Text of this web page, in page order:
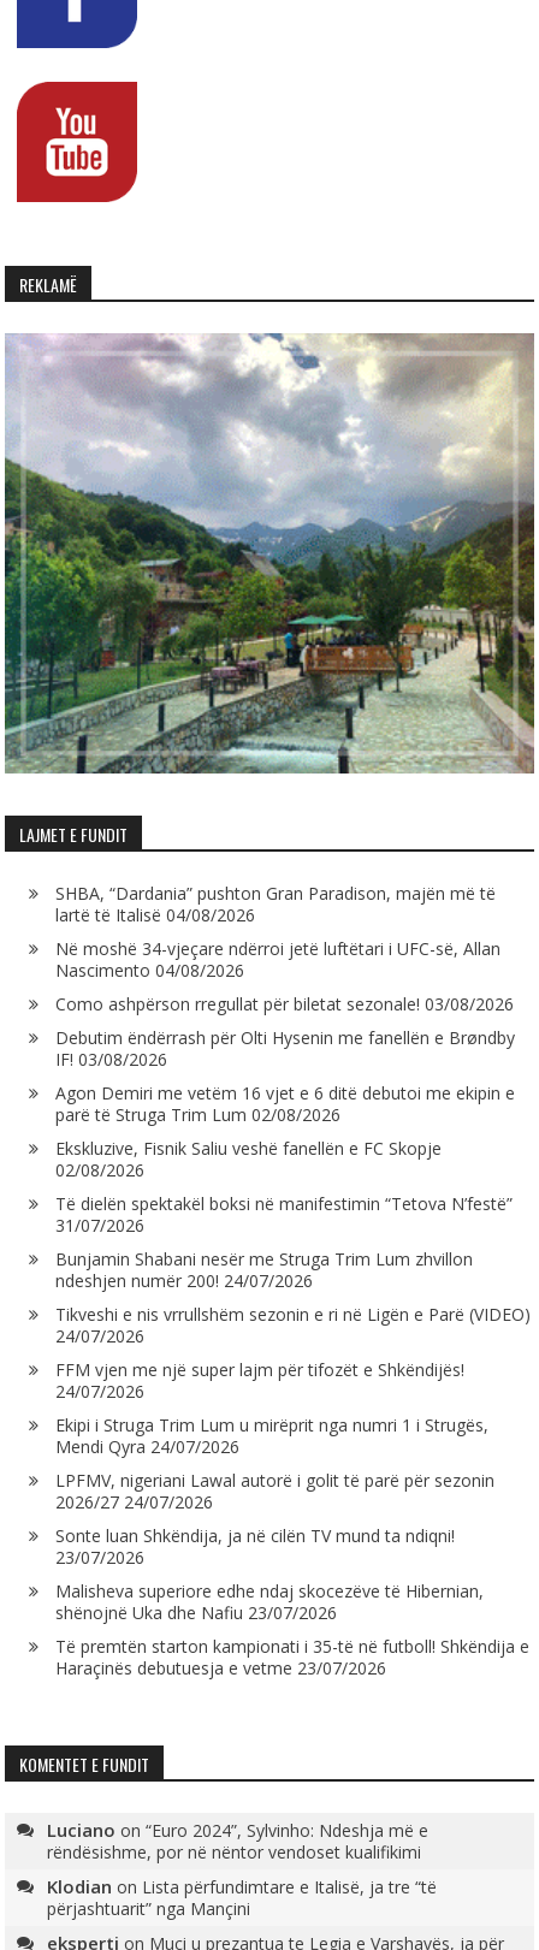
REKLAMË
LAJMET E FUNDIT
SHBA, “Dardania” pushton Gran Paradison, majën më të
lartë të Italisë 04/08/2026
Në moshë 34-vjeçare ndërroi jetë luftëtari i UFC-së, Allan
Nascimento 04/08/2026
Como ashpërson rregullat për biletat sezonale! 03/08/2026
Debutim ëndërrash për Olti Hysenin me fanellën e Brøndby
IF! 03/08/2026
Agon Demiri me vetëm 16 vjet e 6 ditë debutoi me ekipin e
parë të Struga Trim Lum 02/08/2026
Ekskluzive, Fisnik Saliu veshë fanellën e FC Skopje
02/08/2026
Të dielën spektakël boksi në manifestimin “Tetova N’festë”
31/07/2026
Bunjamin Shabani nesër me Struga Trim Lum zhvillon
ndeshjen numër 200! 24/07/2026
Tikveshi e nis vrrullshëm sezonin e ri në Ligën e Parë (VIDEO)
24/07/2026
FFM vjen me një super lajm për tifozët e Shkëndijës!
24/07/2026
Ekipi i Struga Trim Lum u mirëprit nga numri 1 i Strugës,
Mendi Qyra 24/07/2026
LPFMV, nigeriani Lawal autorë i golit të parë për sezonin
2026/27 24/07/2026
Sonte luan Shkëndija, ja në cilën TV mund ta ndiqni!
23/07/2026
Malisheva superiore edhe ndaj skocezëve të Hibernian,
shënojnë Uka dhe Nafiu 23/07/2026
Të premtën starton kampionati i 35-të në futboll! Shkëndija e
Haraçinës debutuesja e vetme 23/07/2026
KOMENTET E FUNDIT
Luciano on“Euro 2024”, Sylvinho: Ndeshja më e
rëndësishme, por në nëntor vendoset kualifikimi
Klodian on Lista përfundimtare e Italisë, ja tre “të
përjashtuarit” nga Mançini
eksperti on Muçi u prezantua te Legia e Varshavës, ja për